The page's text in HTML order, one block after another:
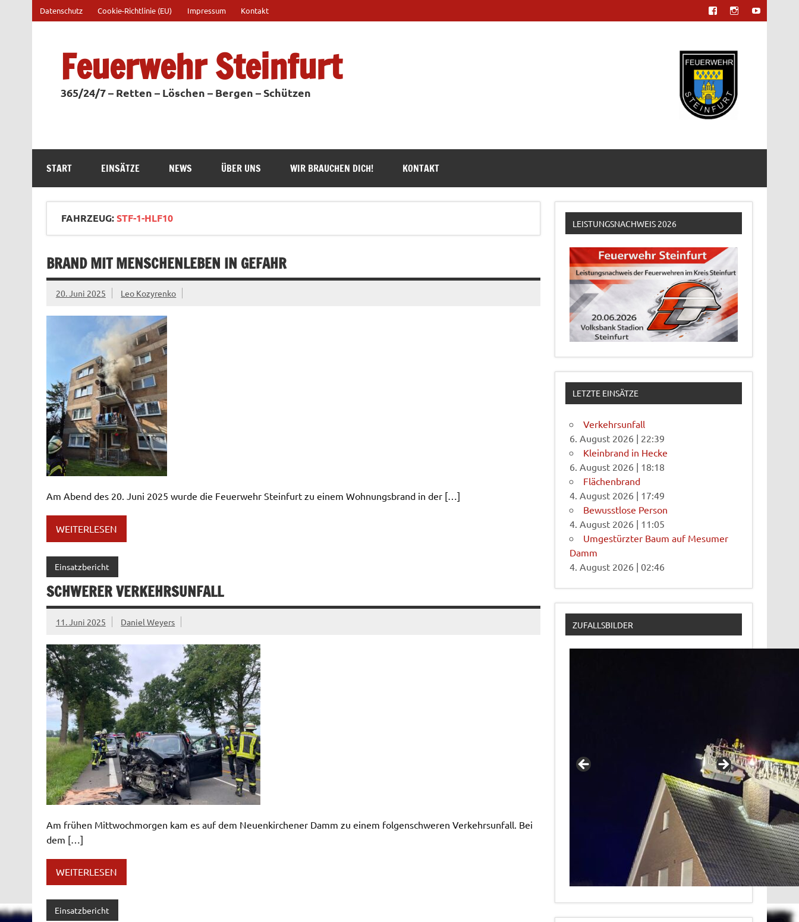
springen
Datenschutz Cookie-Richtlinie (EU) Impressum Kontakt
Feuerwehr Steinfurt
365/24/7 – Retten – Löschen – Bergen – Schützen
START EINSÄTZE NEWS ÜBER UNS WIR BRAUCHEN DICH! KONTAKT
FAHRZEUG:STF-1-HLF10
BRAND MIT MENSCHENLEBEN IN GEFAHR
20. Juni 2025 Leo Kozyrenko
Am Abend des 20. Juni 2025 wurde die Feuerwehr Steinfurt zu einem Wohnungsbrand in der […]
WEITERLESEN
Einsatzbericht
SCHWERER VERKEHRSUNFALL
11. Juni 2025 Daniel Weyers
Am frühen Mittwochmorgen kam es auf dem Neuenkirchener Damm zu einem folgenschweren Verkehrsunfall. Bei
dem […]
WEITERLESEN
Einsatzbericht
LEISTUNGSNACHWEIS 2026
LETZTE EINSÄTZE
Verkehrsunfall
6. August 2026 | 22:39
Kleinbrand in Hecke
6. August 2026 | 18:18
Flächenbrand
4. August 2026 | 17:49
Bewusstlose Person
4. August 2026 | 11:05
Umgestürzter Baum auf Mesumer
Damm
4. August 2026 |02:46
ZUFALLSBILDER